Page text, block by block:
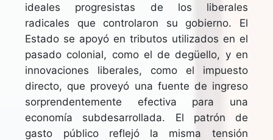
ideales progresistas de los liberales
radicales que controlaron su gobierno. El
Estado se apoyó en tributos utilizados en el
pasado colonial, como el de degüello, y en
innovaciones liberales, como el impuesto
directo, que proveyó una fuente de ingreso
sorprendentemente efectiva para una
economía subdesarrollada. El patrón de
gasto público reflejó la misma tensión